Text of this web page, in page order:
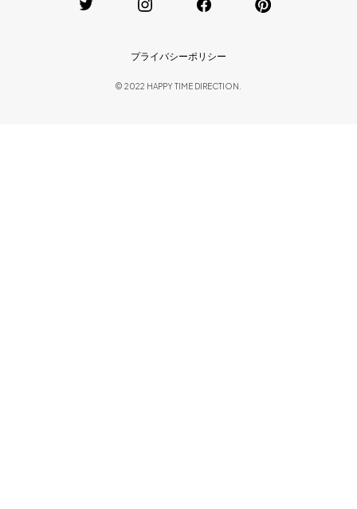
プライバシーポリシー
© 2022 HAPPY TIME DIRECTION.